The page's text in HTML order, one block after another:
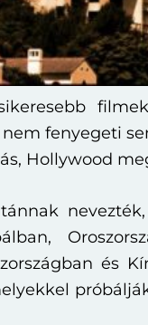
fenyegeti
Hollywood
és